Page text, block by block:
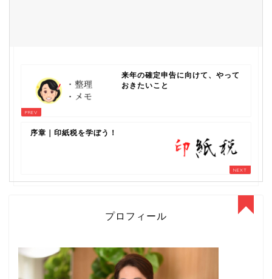
来年の確定申告に向けて、やって
おきたいこと
序章｜印紙税を学ぼう！
プロフィール